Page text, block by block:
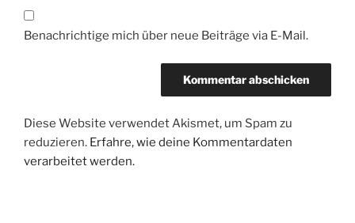
Benachrichtige mich über neue Beiträge via E-Mail.
Diese Website verwendet Akismet, um Spam zu
reduzieren. Erfahre, wie deine Kommentardaten
verarbeitet werden.